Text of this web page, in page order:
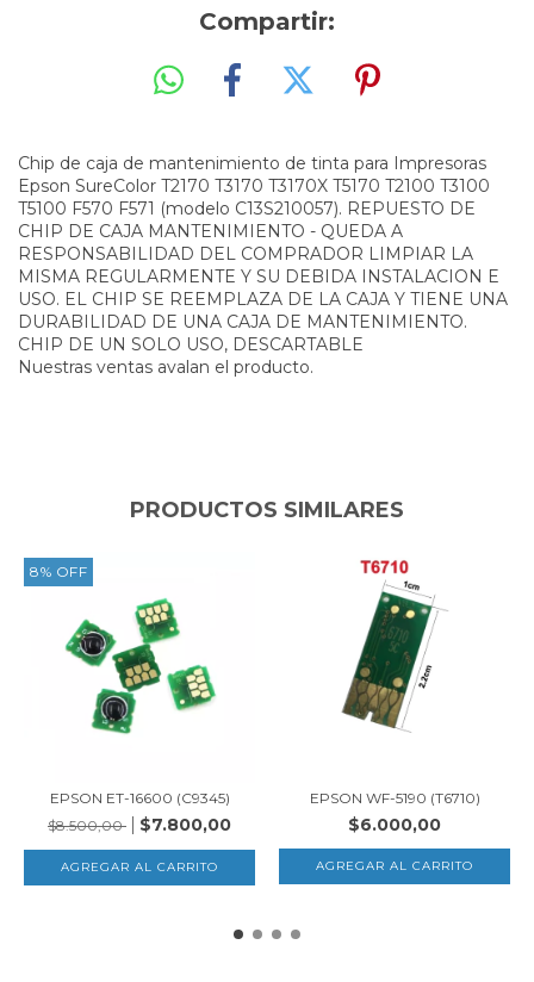
Compartir:
Chip de caja de mantenimiento de tinta para Impresoras
Epson SureColor T2170 T3170 T3170X T5170 T2100 T3100
T5100 F570 F571 (modelo C13S210057). REPUESTO DE
CHIP DE CAJA MANTENIMIENTO - QUEDA A
RESPONSABILIDAD DEL COMPRADOR LIMPIAR LA
MISMA REGULARMENTE Y SU DEBIDA INSTALACION E
USO. EL CHIP SE REEMPLAZA DE LA CAJA Y TIENE UNA
DURABILIDAD DE UNA CAJA DE MANTENIMIENTO.
CHIP DE UN SOLO USO, DESCARTABLE
Nuestras ventas avalan el producto.
PRODUCTOS SIMILARES
8% OFF
EPSON ET-16600 (C9345)
$8.500,00
$7.800,00
EPSON WF-5190 (T6710)
$6.000,00